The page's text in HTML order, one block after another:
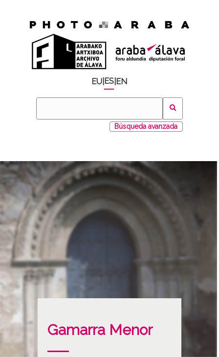
EU ES EN
Búsqueda avanzada
Gamarra Menor